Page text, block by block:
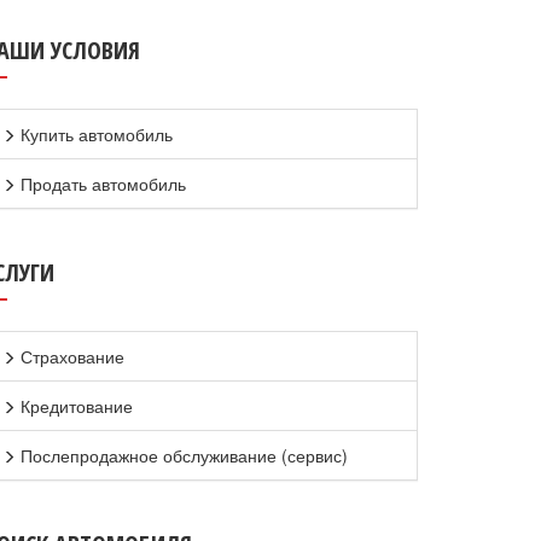
УСЛОВИЯ
Купить автомобиль
Продать автомобиль
Страхование
Кредитование
Послепродажное обслуживание (сервис)